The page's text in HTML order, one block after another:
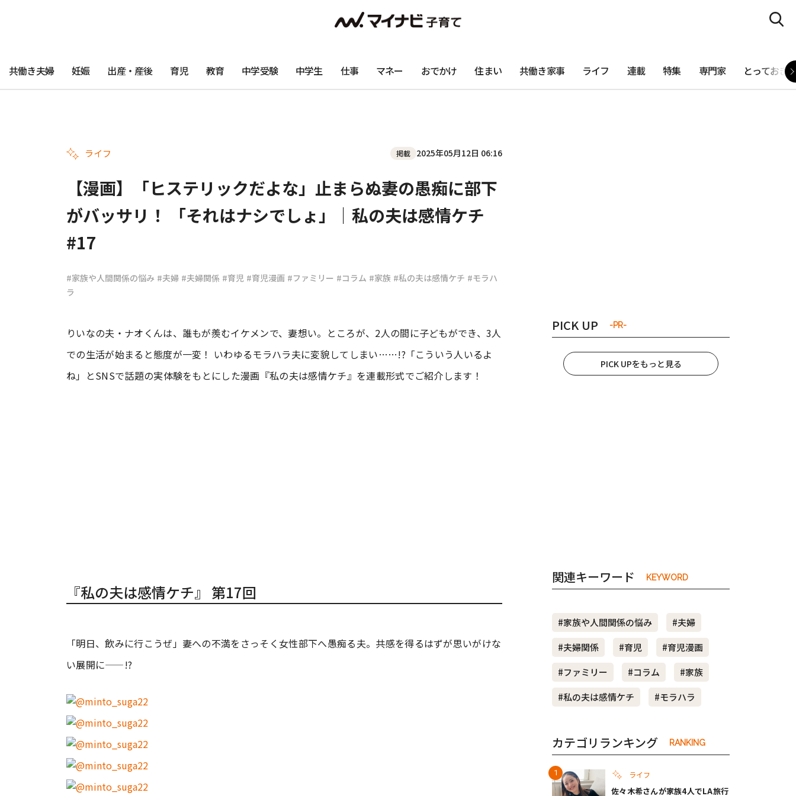
#渡邊大地の令和的ワーパパ道 #ベビーニュース #マタニティニュース
共働き夫婦 妊娠 出産・産後 育児 教育 中学受験 中学生 仕事 マネー おでかけ 住まい 共働き家事 ライフ 連載 特集 専門家 とっておき
ライフ 掲載 2025年05月12日 06:16
【漫画】「ヒステリックだよな」止まらぬ妻の愚痴に部下
がバッサリ！ 「それはナシでしょ」｜私の夫は感情ケチ
#17
#家族や人間関係の悩み #夫婦 #夫婦関係 #育児 #育児漫画 #ファミリー #コラム #家族 #私の夫は感情ケチ #モラハ
ラ
りいなの夫・ナオくんは、誰もが羨むイケメンで、妻想い。ところが、2人の間に子どもができ、3人
での生活が始まると態度が一変！ いわゆるモラハラ夫に変貌してしまい……!?「こういう人いるよ
ね」とSNSで話題の実体験をもとにした漫画『私の夫は感情ケチ』を連載形式でご紹介します！
『私の夫は感情ケチ』 第17回
「明日、飲みに行こうぜ」妻への不満をさっそく女性部下へ愚痴る夫。共感を得るはずが思いがけな
い展開に——!?
PICK UP -PR-
PICK UPをもっと見る
関連キーワード KEYWORD
#家族や人間関係の悩み
#夫婦
#夫婦関係
#育児
#育児漫画
#ファミリー
#コラム
#家族
#私の夫は感情ケチ
#モラハラ
カテゴリランキング RANKING
ライフ
佐々木希さんが家族4人でLA旅行